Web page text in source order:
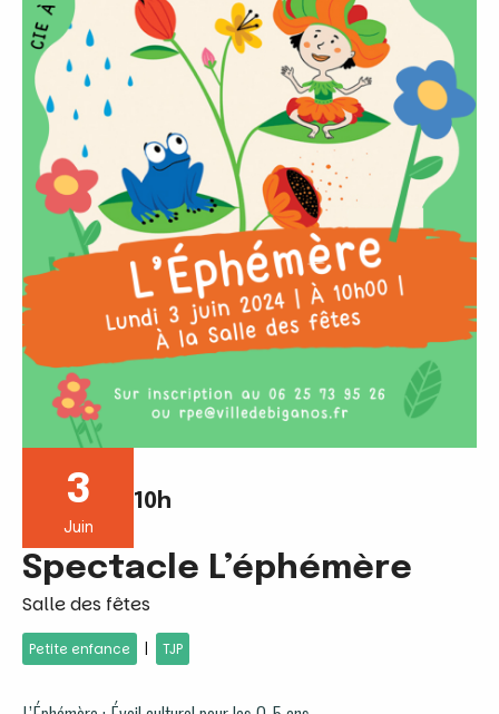
3
Juin
10h
Spectacle L’éphémère
Salle des fêtes
Petite enfance | TJP